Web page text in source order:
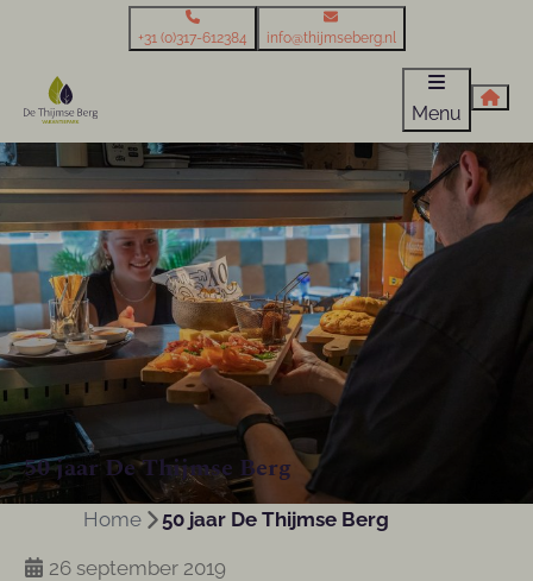
+31 (0)317-612384 info@thijmseberg.nl
Menu
50 jaar De Thijmse Berg
Home 50 jaar De Thijmse Berg
26 september 2019